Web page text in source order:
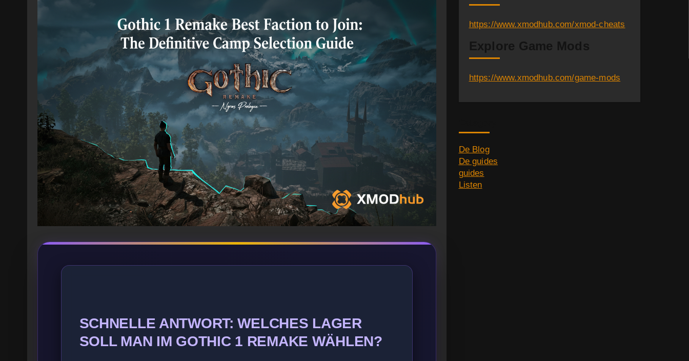
SCHNELLE ANTWORT: WELCHES LAGER
SOLL MAN IM GOTHIC 1 REMAKE WÄHLEN?
https://www.xmodhub.com/xmod-cheats
Explore Game Mods
https://www.xmodhub.com/game-mods
De Blog
De guides
guides
Listen